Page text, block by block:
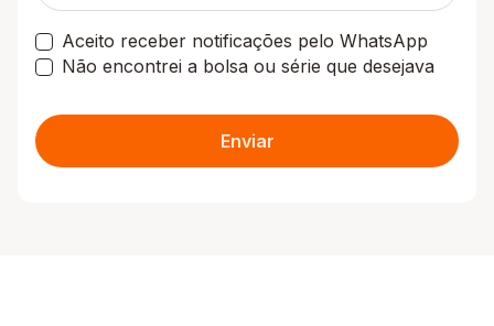
Aceito receber notificações pelo WhatsApp
Não encontrei a bolsa ou série que desejava
Enviar